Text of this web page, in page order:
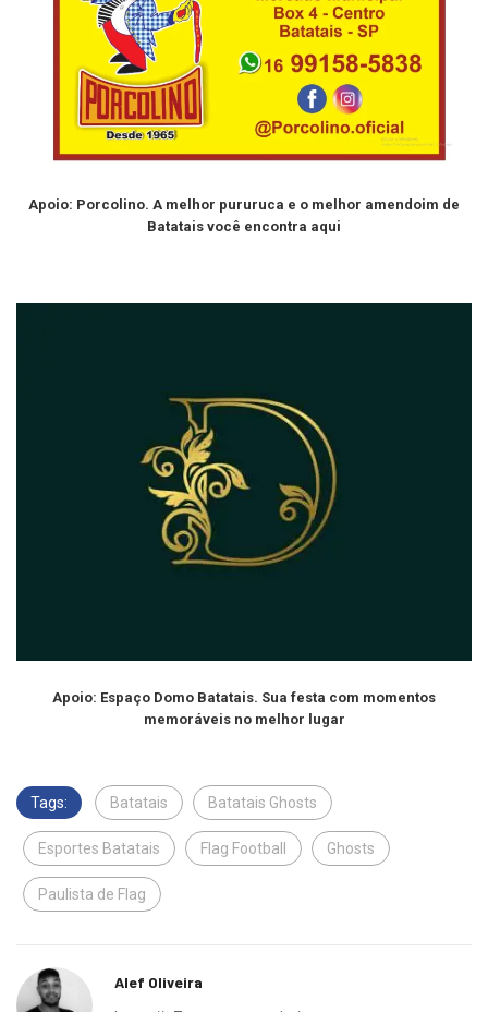
Apoio: Porcolino. A melhor pururuca e o melhor amendoim de
Batatais você encontra aqui
Apoio: Espaço Domo Batatais. Sua festa com momentos
memoráveis no melhor lugar
Tags: Batatais Batatais Ghosts
Esportes Batatais Flag Football Ghosts
Paulista de Flag
Alef Oliveira